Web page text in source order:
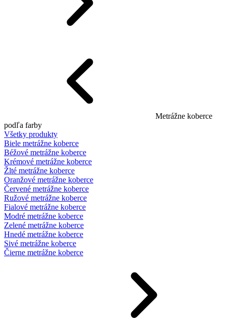
Metrážne koberce
podľa farby
Všetky produkty
Biele metrážne koberce
Béžové metrážne koberce
Krémové metrážne koberce
Žlté metrážne koberce
Oranžové metrážne koberce
Červené metrážne koberce
Ružové metrážne koberce
Fialové metrážne koberce
Modré metrážne koberce
Zelené metrážne koberce
Hnedé metrážne koberce
Sivé metrážne koberce
Čierne metrážne koberce